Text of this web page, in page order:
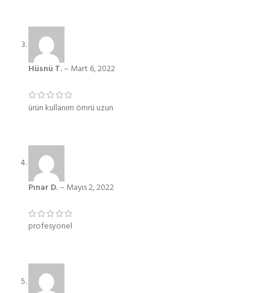
Hüsnü T.– Mart 6, 2022
ürün kullanım ömrü uzun
Pınar D.– Mayıs 2, 2022
profesyonel